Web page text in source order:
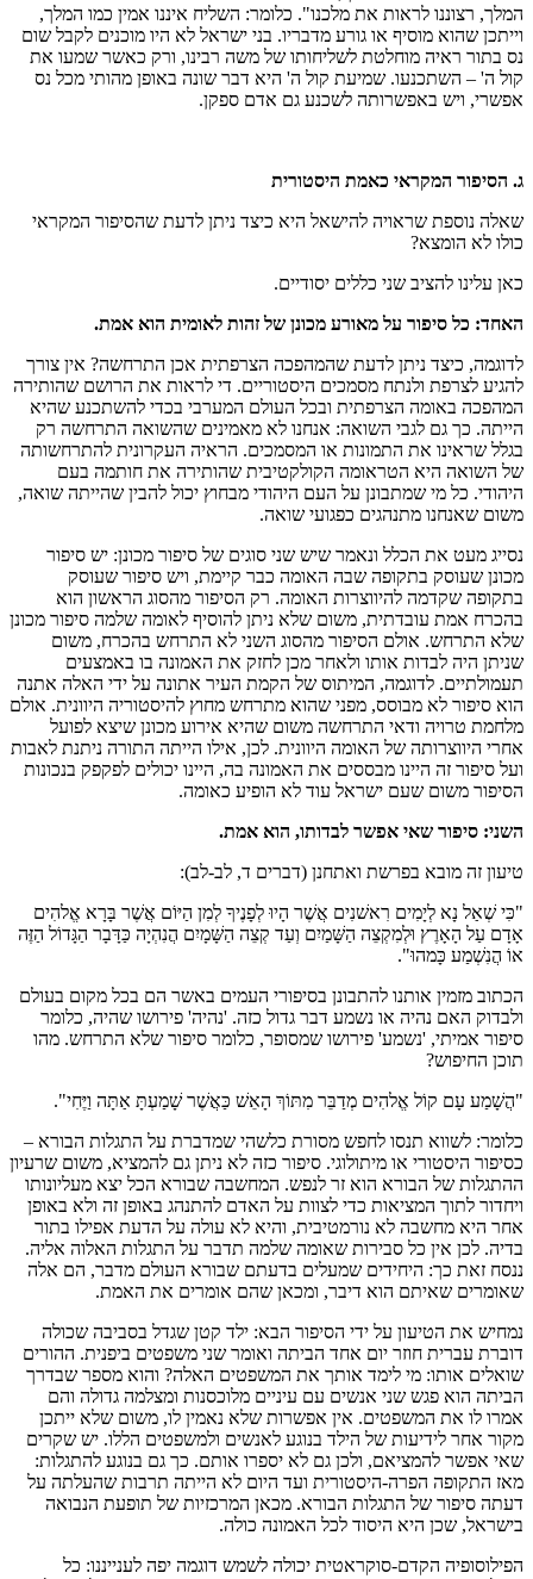
המלך, רצוננו לראות את מלכנו". כלומר: השליח איננו אמין כמו המלך,
וייתכן שהוא מוסיף או גורע מדבריו. בני ישראל לא היו מוכנים לקבל שום
נס בתור ראיה מוחלטת לשליחותו של משה רבינו, ורק כאשר שמעו את
קול ה' – השתכנעו. שמיעת קול ה' היא דבר שונה באופן מהותי מכל נס
אפשרי, ויש באפשרותה לשכנע גם אדם ספקן.
ג. הסיפור המקראי כאמת היסטורית
שאלה נוספת שראויה להישאל היא כיצד ניתן לדעת שהסיפור המקראי
כולו לא הומצא?
כאן עלינו להציב שני כללים יסודיים.
האחד: כל סיפור על מאורע מכונן של זהות לאומית הוא אמת.
לדוגמה, כיצד ניתן לדעת שהמהפכה הצרפתית אכן התרחשה? אין צורך
להגיע לצרפת ולנתח מסמכים היסטוריים. די לראות את הרושם שהותירה
המהפכה באומה הצרפתית ובכל העולם המערבי בכדי להשתכנע שהיא
הייתה. כך גם לגבי השואה: אנחנו לא מאמינים שהשואה התרחשה רק
בגלל שראינו את התמונות או המסמכים. הראיה העקרונית להתרחשותה
של השואה היא הטראומה הקולקטיבית שהותירה את חותמה בעם
היהודי. כל מי שמתבונן על העם היהודי מבחוץ יכול להבין שהייתה שואה,
משום שאנחנו מתנהגים כפגועי שואה.
נסייג מעט את הכלל ונאמר שיש שני סוגים של סיפור מכונן: יש סיפור
מכונן שעוסק בתקופה שבה האומה כבר קיימת, ויש סיפור שעוסק
בתקופה שקדמה להיווצרות האומה. רק הסיפור מהסוג הראשון הוא
בהכרח אמת עובדתית, משום שלא ניתן להוסיף לאומה שלמה סיפור מכונן
שלא התרחש. אולם הסיפור מהסוג השני לא התרחש בהכרח, משום
שניתן היה לבדות אותו ולאחר מכן לחזק את האמונה בו באמצעים
תעמולתיים. לדוגמה, המיתוס של הקמת העיר אתונה על ידי האלה אתנה
הוא סיפור לא מבוסס, מפני שהוא מתרחש מחוץ להיסטוריה היוונית. אולם
מלחמת טרויה ודאי התרחשה משום שהיא אירוע מכונן שיצא לפועל
אחרי היווצרותה של האומה היוונית. לכן, אילו הייתה התורה ניתנת לאבות
ועל סיפור זה היינו מבססים את האמונה בה, היינו יכולים לפקפק בנכונות
הסיפור משום שעם ישראל עוד לא הופיע כאומה.
השני: סיפור שאי אפשר לבדותו, הוא אמת.
טיעון זה מובא בפרשת ואתחנן (דברים ד, לב-לב):
"כִּי שְׁאַל נָא לְיָמִים רִאשׁנִים אֲשֶׁר הָיוּ לְפָנֶיךָ לְמִן הַיּוֹם אֲשֶׁר בָּרָא אֱלהִים
אָדָם עַל הָאָרֶץ וּלְמִקְצֵה הַשָּׁמַיִם וְעַד קְצֵה הַשָּׁמָיִם הֲנִהְיָה כַּדָּבָר הַגָּדוֹל הַזֶּה
אוֹ הֲנִשְׁמַע כָּמהוּ".
הכתוב מזמין אותנו להתבונן בסיפורי העמים באשר הם בכל מקום בעולם
ולבדוק האם נהיה או נשמע דבר גדול כזה. 'נהיה' פירושו שהיה, כלומר
סיפור אמיתי, 'נשמע' פירושו שמסופר, כלומר סיפור שלא התרחש. מהו
תוכן החיפוש?
"הֲשָׁמַע עָם קוֹל אֱלהִים מְדַבֵּר מִתּוֹךְ הָאֵשׁ כַּאֲשֶׁר שָׁמַעְתָּ אַתָּה וַיֶּחִי".
כלומר: לשווא תנסו לחפש מסורת כלשהי שמדברת על התגלות הבורא –
כסיפור היסטורי או מיתולוגי. סיפור כזה לא ניתן גם להמציא, משום שרעיון
ההתגלות של הבורא הוא זר לנפש. המחשבה שבורא הכל יצא מעליונותו
ויחדור לתוך המציאות כדי לצוות על האדם להתנהג באופן זה ולא באופן
אחר היא מחשבה לא נורמטיבית, והיא לא עולה על הדעת אפילו בתור
בדיה. לכן אין כל סבירות שאומה שלמה תדבר על התגלות האלוה אליה.
ננסח זאת כך: היחידים שמעלים בדעתם שבורא העולם מדבר, הם אלה
שאומרים שאיתם הוא דיבר, ומכאן שהם אומרים את האמת.
נמחיש את הטיעון על ידי הסיפור הבא: ילד קטן שגדל בסביבה שכולה
דוברת עברית חוזר יום אחד הביתה ואומר שני משפטים ביפנית. ההורים
שואלים אותו: מי לימד אותך את המשפטים האלה? והוא מספר שבדרך
הביתה הוא פגש שני אנשים עם עיניים מלוכסנות ומצלמה גדולה והם
אמרו לו את המשפטים. אין אפשרות שלא נאמין לו, משום שלא ייתכן
מקור אחר לידיעות של הילד בנוגע לאנשים ולמשפטים הללו. יש שקרים
שאי אפשר להמציאם, ולכן גם לא יספרו אותם. כך גם בנוגע להתגלות:
מאז התקופה הפרה-היסטורית ועד היום לא הייתה תרבות שהעלתה על
דעתה סיפור של התגלות הבורא. מכאן המרכזיות של תופעת הנבואה
בישראל, שכן היא היסוד לכל האמונה כולה.
הפילוסופיה הקדם-סוקראטית יכולה לשמש דוגמה יפה לענייננו: כל